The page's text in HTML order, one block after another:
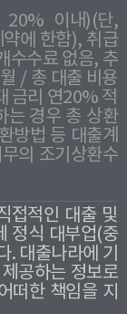
20% 이내)(단,
에 한함), 취급
수수료 없음, 추
/ 총 대출 비용
금리 연20% 적
는 경우 총 상환
방법 등 대출계
의 조기상환수
접적인 대출 및
정식 대부업(중
. 대출나라에 기
공하는 정보로
떠한 책임을 지